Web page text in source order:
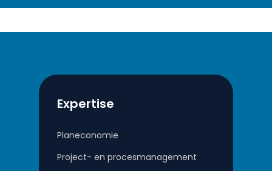
Expertise
Planeconomie
Project- en procesmanagement